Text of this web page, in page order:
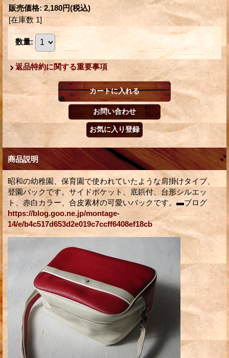
販売価格: 2,180円(税込)
[在庫数 1]
数量:
返品特約に関する重要事項
商品説明
昭和の幼稚園、保育園で使われていたような肩掛けタイプ、
登園バックです。サイドポケット、底鋲付、台形シルエッ
ト、赤白カラー、合皮素材の可愛いバックです。▬ブログ
https://blog.goo.ne.jp/montage-
14/e/b4c517d653d2e019c7ccff6408ef18cb